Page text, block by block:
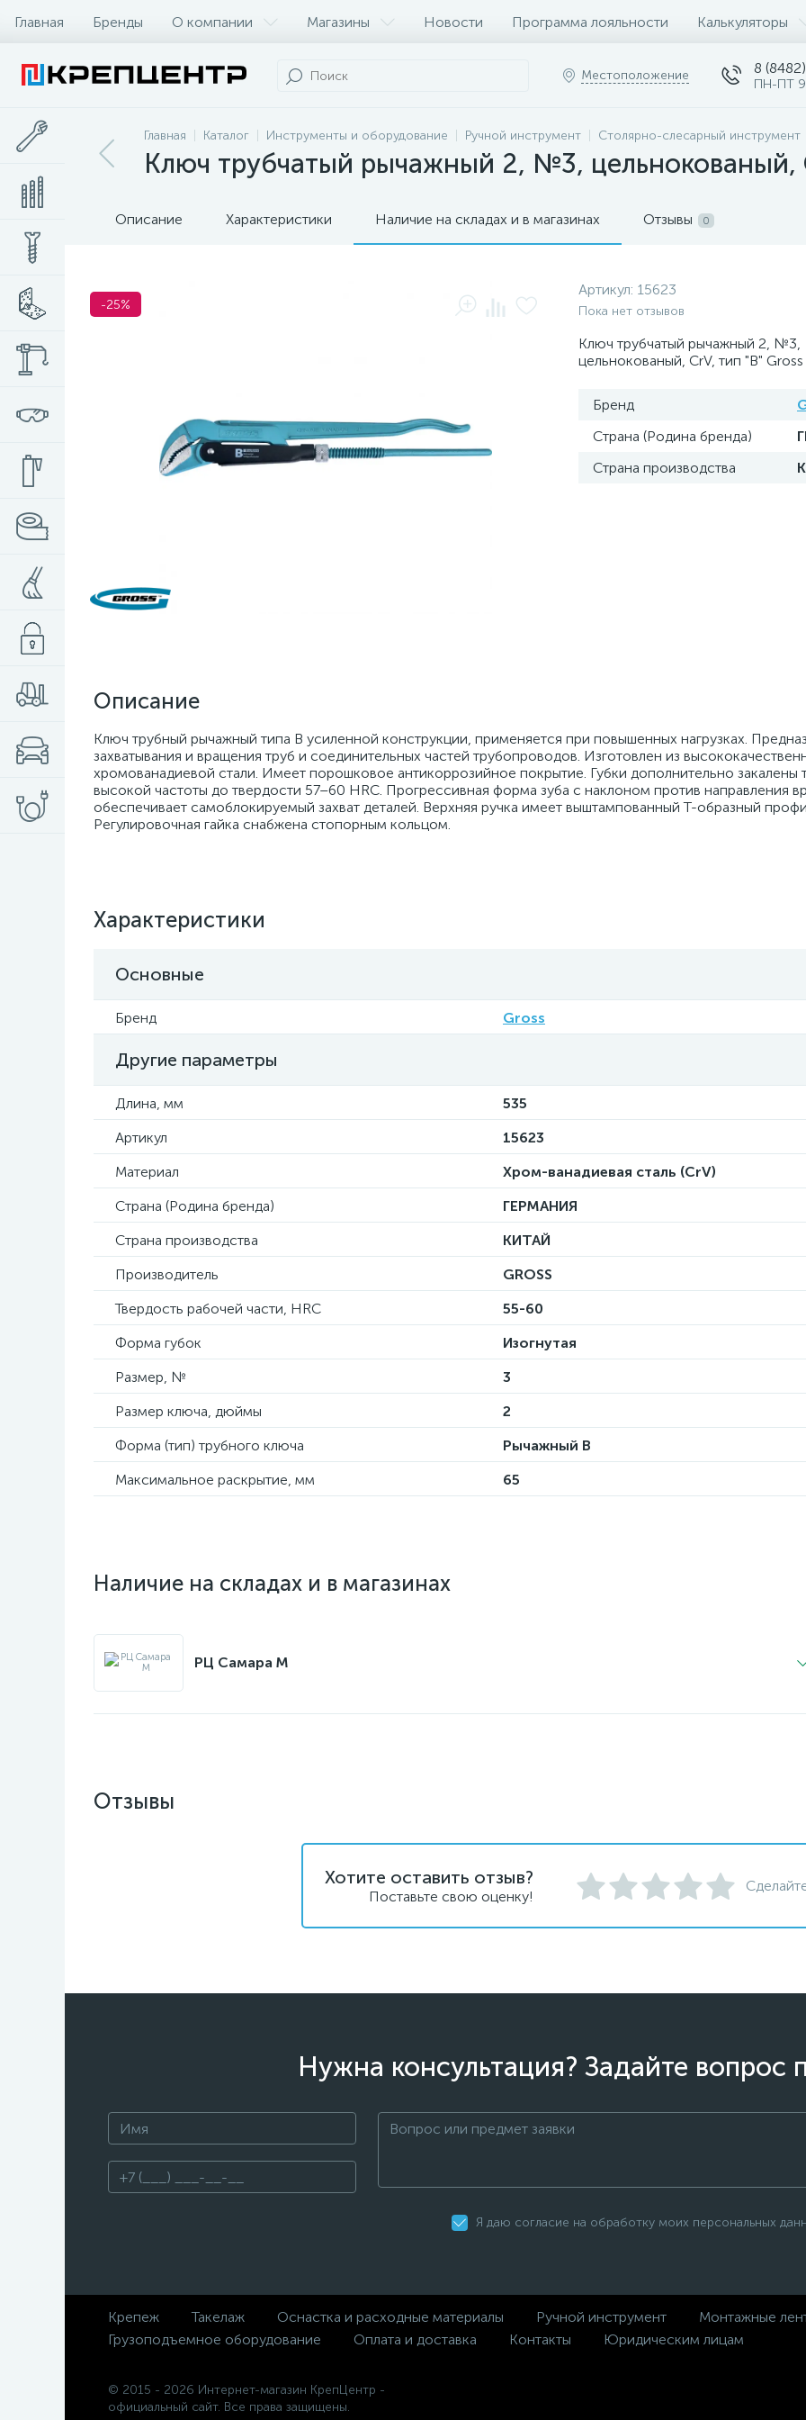
Главная Бренды О компании Магазины Новости Программа лояльности Калькуляторы
Местоположение 8 (8482)
ПН-ПТ
Главная Каталог Инструменты и оборудование Ручной инструмент Столярно-слесарный инструмент
Ключ трубчатый рычажный 2, №3, цельнокованый,
Описание Характеристики Наличие на складах и в магазинах Отзывы 0
-25%
Артикул: 15623
Пока нет отзывов
Ключ трубчатый рычажный 2, №3,
цельнокованый, CrV, тип "B"
Бренд
Страна (Родина бренда)
Страна производства
Описание
Ключ трубный рычажный типа В усиленной конструкции, применяется при повышенных нагрузках.
захватывания и вращения труб и соединительных частей трубопроводов. Изготовлен из
хромованадиевой стали. Имеет порошковое антикоррозийное покрытие. Губки дополнительно закалены
высокой частоты до твердости 57–60 HRС. Прогрессивная форма зуба с наклоном против направления
обеспечивает самоблокируемый захват деталей. Верхняя ручка имеет выштампованный Т-образный
Регулировочная гайка снабжена стопорным кольцом.
Характеристики
Основные
Бренд Gross
Другие параметры
Длина, мм
535
Артикул
15623
Материал
Хром-ванадиевая сталь (CrV)
Страна (Родина бренда)
ГЕРМАНИЯ
Страна производства
КИТАЙ
Производитель
GROSS
Твердость рабочей части, HRC
55-60
Форма губок
Изогнутая
Размер, №
3
Размер ключа, дюймы
2
Форма (тип) трубного ключа
Рычажный B
Максимальное раскрытие, мм
65
Наличие на складах и в магазинах
РЦ Самара M
Отзывы
Хотите оставить отзыв?
Поставьте свою оценку!
Нужна консультация? Задайте вопрос
Я даю согласие на обработку моих персональных
Крепеж Такелаж Оснастка и расходные материалы Ручной инструмент
Монтажные
Грузоподъемное оборудование
Оплата и доставка Контакты Юридическим лицам
© 2015 - 2026 Интернет-магазин КрепЦентр -
официальный сайт. Все права защищены.